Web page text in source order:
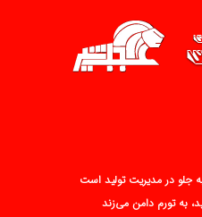
در مدیریت تولید است
به تورم دامن می‌زند